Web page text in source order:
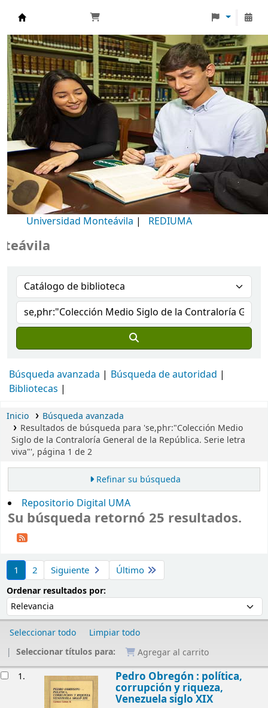
Biblioteca Universidad Monteávila
Universidad Monteávila | REDIUMA
Búsqueda avanzada
Búsqueda de autoridad
Bibliotecas
Inicio
Búsqueda avanzada
Resultados de búsqueda para 'se,phr:"Colección Medio
Siglo de la Contraloría General de la República. Serie letra
viva"', página 1 de 2
Refinar su búsqueda
Repositorio Digital UMA
Su búsqueda retornó 25 resultados.
1 2 Siguiente Último
Ordenar resultados por:
Seleccionar todo
Limpiar todo
Seleccionar títulos para:
Agregar al carrito
1. Pedro Obregón : política,
corrupción y riqueza,
Venezuela siglo XIX